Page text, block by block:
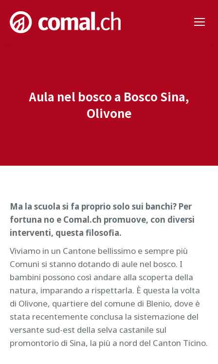
Aula nel bosco a Bosco Sina,
Olivone
Ma la scuola si fa proprio solo sui banchi? Per
fortuna no e Comal.ch promuove, con diversi
interventi, questa filosofia.
Viviamo in un Cantone bellissimo e sempre più
Comuni si stanno dotando di aule nel bosco. I
bambini possono così andare alla scoperta della
natura, imparando a rispettarla. È questa la volta
di Olivone, quartiere del comune di Blenio, dove è
stata recentemente conclusa la sistemazione del
versante sud-est della selva castanile sul
promontorio di Sina, la più a nord del Canton Ticino.